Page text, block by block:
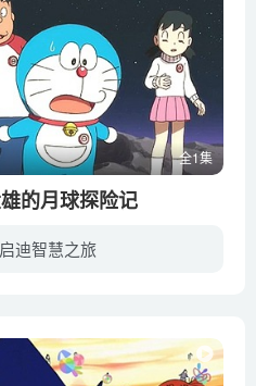
全1集
的月球探险记
迪智慧之旅